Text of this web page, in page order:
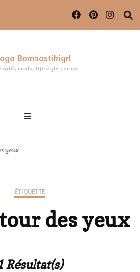
mode, lifestyle femme
yeux
ÉTIQUETTE
des yeux
Résultat(s)